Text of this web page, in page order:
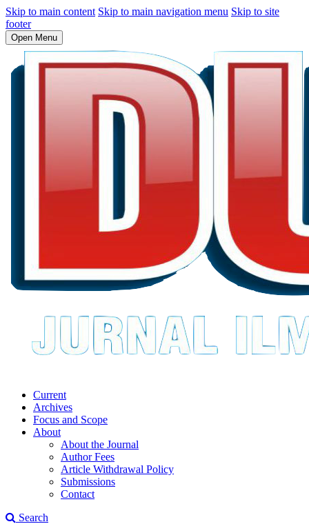
Skip to main content Skip to main navigation menu Skip to site
footer
Open Menu
Current
Archives
Focus and Scope
About
About the Journal
Author Fees
Article Withdrawal Policy
Submissions
Contact
Search